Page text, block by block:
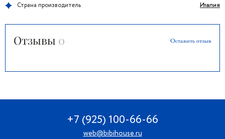
Страна производитель Италия
Отзывы 0 Оставить отзыв
+7 (925) 100-66-66
web@bibihouse.ru